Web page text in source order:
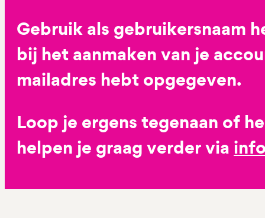
Gebruik als gebruikersnaam
bij het aanmaken van je
mailadres hebt opgegeven.
Loop je ergens tegenaan of
helpen je graag verder via